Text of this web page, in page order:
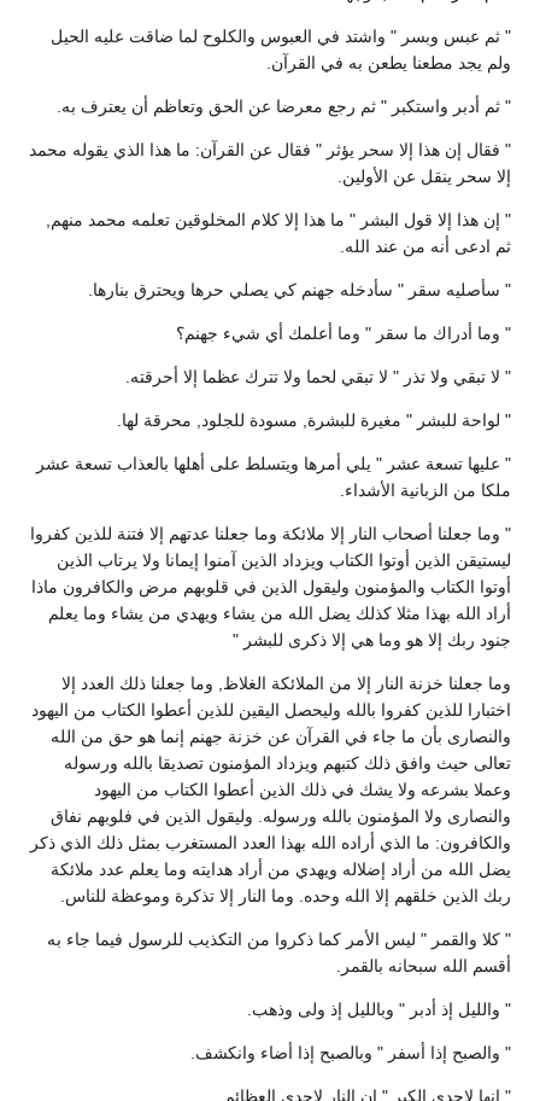
" ثم عبس وبسر " واشتد في العبوس والكلوح لما ضاقت عليه الحيل
ولم يجد مطعنا يطعن به في القرآن.
" ثم أدبر واستكبر " ثم رجع معرضا عن الحق وتعاظم أن يعترف به.
" فقال إن هذا إلا سحر يؤثر " فقال عن القرآن: ما هذا الذي يقوله محمد
إلا سحر ينقل عن الأولين.
" إن هذا إلا قول البشر " ما هذا إلا كلام المخلوقين تعلمه محمد منهم,
ثم ادعى أنه من عند الله.
" سأصليه سقر " سأدخله جهنم كي يصلي حرها ويحترق بنارها.
" وما أدراك ما سقر " وما أعلمك أي شيء جهنم؟
" لا تبقي ولا تذر " لا تبقي لحما ولا تترك عظما إلا أحرقته.
" لواحة للبشر " مغيرة للبشرة, مسودة للجلود, محرقة لها.
" عليها تسعة عشر " يلي أمرها ويتسلط على أهلها بالعذاب تسعة عشر
ملكا من الزبانية الأشداء.
" وما جعلنا أصحاب النار إلا ملائكة وما جعلنا عدتهم إلا فتنة للذين كفروا
ليستيقن الذين أوتوا الكتاب ويزداد الذين آمنوا إيمانا ولا يرتاب الذين
أوتوا الكتاب والمؤمنون وليقول الذين في قلوبهم مرض والكافرون ماذا
أراد الله بهذا مثلا كذلك يضل الله من يشاء ويهدي من يشاء وما يعلم
جنود ربك إلا هو وما هي إلا ذكرى للبشر "
وما جعلنا خزنة النار إلا من الملائكة الغلاظ, وما جعلنا ذلك العدد إلا
اختبارا للذين كفروا بالله وليحصل اليقين للذين أعطوا الكتاب من اليهود
والنصارى بأن ما جاء في القرآن عن خزنة جهنم إنما هو حق من الله
تعالى حيث وافق ذلك كتبهم ويزداد المؤمنون تصديقا بالله ورسوله
وعملا بشرعه ولا يشك في ذلك الذين أعطوا الكتاب من اليهود
والنصارى ولا المؤمنون بالله ورسوله. وليقول الذين في فلوبهم نفاق
والكافرون: ما الذي أراده الله بهذا العدد المستغرب بمثل ذلك الذي ذكر
يضل الله من أراد إضلاله ويهدي من أراد هدايته وما يعلم عدد ملائكة
ربك الذين خلقهم إلا الله وحده. وما النار إلا تذكرة وموعظة للناس.
" كلا والقمر " ليس الأمر كما ذكروا من التكذيب للرسول فيما جاء به
أقسم الله سبحانه بالقمر.
" والليل إذ أدبر " وبالليل إذ ولى وذهب.
" والصبح إذا أسفر " وبالصبح إذا أضاء وانكشف.
" إنها لإحدى الكبر " إن النار لإحدى العظائم.